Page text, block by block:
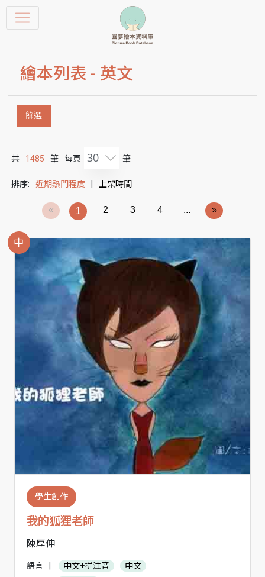
繪本列表 - 英文
篩選
共 1485 筆 每頁 30 筆
排序: 近期熱門程度 上架時間
« 1 2 3 4 ... »
中
學生創作
我的狐狸老師
陳厚伸
語言 中文+拼注音
中文